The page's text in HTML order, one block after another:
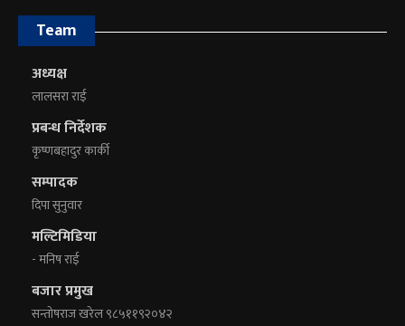
Team
अध्यक्ष
लालसरा राई
प्रबन्ध निर्देशक
कृष्णबहादुर कार्की
सम्पादक
दिपा सुनुवार
मल्टिमिडिया
- मनिष राई
बजार प्रमुख
सन्तोषराज खरेल ९८५११९२०४२